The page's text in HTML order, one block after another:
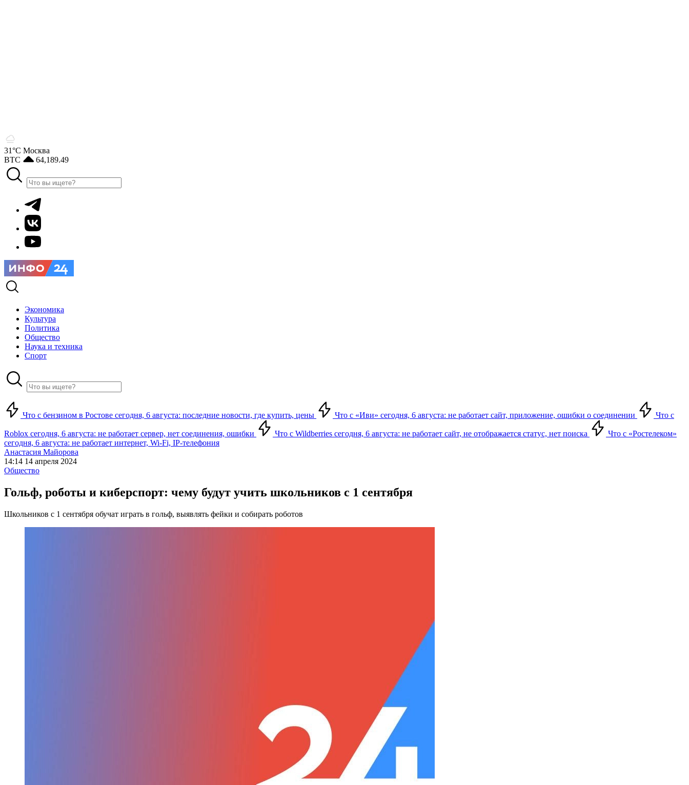
31°С Москва
BTC
64,189.49
Экономика
Культура
Политика
Общество
Наука и техника
Спорт
Что с бензином в Ростове сегодня, 6 августа: последние новости, где купить, цены Что с «Иви» сегодня, 6 августа: не работает сайт, приложение, ошибки о соединении Что с
Roblox сегодня, 6 августа: не работает сервер, нет соединения, ошибки Что с Wildberries сегодня, 6 августа: не работает сайт, не отображается статус, нет поиска
Что с «Ростелеком»
сегодня, 6 августа: не работает интернет, Wi-Fi, IP-телефония
Анастасия Майорова
14:14 14 апреля 2024
Общество
Гольф, роботы и киберспорт: чему будут учить школьников с 1 сентября
Школьников с 1 сентября обучат играть в гольф, выявлять фейки и собирать роботов